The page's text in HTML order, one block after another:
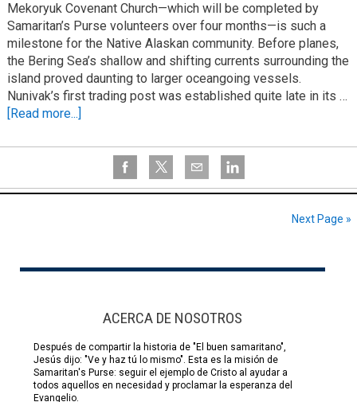
Mekoryuk Covenant Church—which will be completed by
Samaritan’s Purse volunteers over four months—is such a
milestone for the Native Alaskan community. Before planes,
the Bering Sea’s shallow and shifting currents surrounding the
island proved daunting to larger oceangoing vessels.
Nunivak’s first trading post was established quite late in its …
[Read more...]
Next Page »
ACERCA DE NOSOTROS
Después de compartir la historia de "El buen samaritano",
Jesús dijo: "Ve y haz tú lo mismo". Esta es la misión de
Samaritan's Purse: seguir el ejemplo de Cristo al ayudar a
todos aquellos en necesidad y proclamar la esperanza del
Evangelio.